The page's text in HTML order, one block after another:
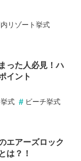
内リゾート挙式
った人必見！ハ
イント
式
ビーチ挙式
エアーズロック
は？！